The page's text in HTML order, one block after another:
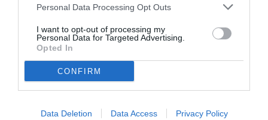
Personal Data Processing Opt Outs
I want to opt-out of processing my
Personal Data for Targeted Advertising.
Opted In
CONFIRM
Data Deletion Data Access Privacy Policy
- 9%